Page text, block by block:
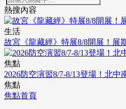
熱搜內容
生活
故宮《龍藏經》特展8/8開展！展
焦點
2026防空演習8/7-8/13登場！北
焦點
焦點首頁